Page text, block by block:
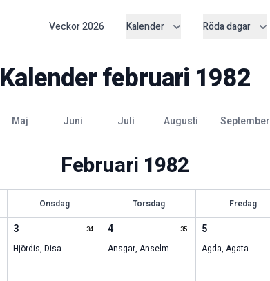
Veckor2026 Kalender Röda dagar
Kalenderfebruari 1982
maj juni juli augusti september
Februari 1982
Onsdag Torsdag Fredag
3 34
Hjördis,Disa
4 35
Ansgar, Anselm
5
Agda,Agata